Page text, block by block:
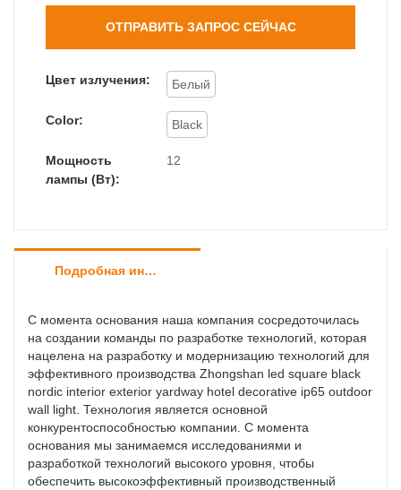
испытаний для улучшения технологий, которые
продукт идеально подходит для области(ей)
применения наружных настенных
светильников.
ОТПРАВИТЬ ЗАПРОС СЕЙЧАС
Цвет излучения: Белый
Color: Black
Мощность
лампы (Вт):
12
Подробная информация о продукте
С момента основания наша компания сосредоточилась
на создании команды по разработке технологий, которая
нацелена на разработку и модернизацию технологий для
эффективного производства Zhongshan led square black
nordic interior exterior yardway hotel decorative ip65 outdoor
wall light. Технология является основной
конкурентоспособностью компании. С момента
основания мы занимаемся исследованиями и
разработкой технологий высокого уровня, чтобы
обеспечить высокоэффективный производственный